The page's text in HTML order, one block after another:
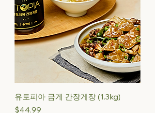
유토피아 금게 간장게장 (1.3kg)
Price
$44.99